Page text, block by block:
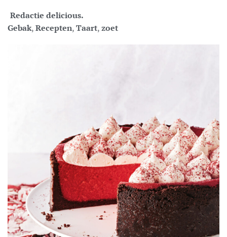
Redactie delicious.
Gebak,Recepten,Taart,zoet